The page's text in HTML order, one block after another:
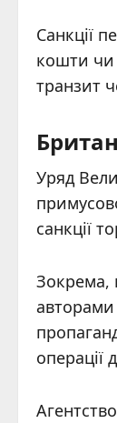
Санкції
кошти чи
транзит
Уряд
санкції
Зокрема,
авторами
операції